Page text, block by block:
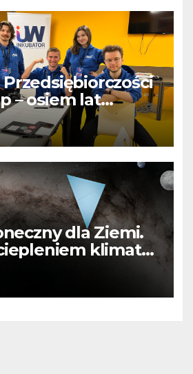
– osiem lat
który zmienia
realne projekty
dla Ziemi.
klimatu